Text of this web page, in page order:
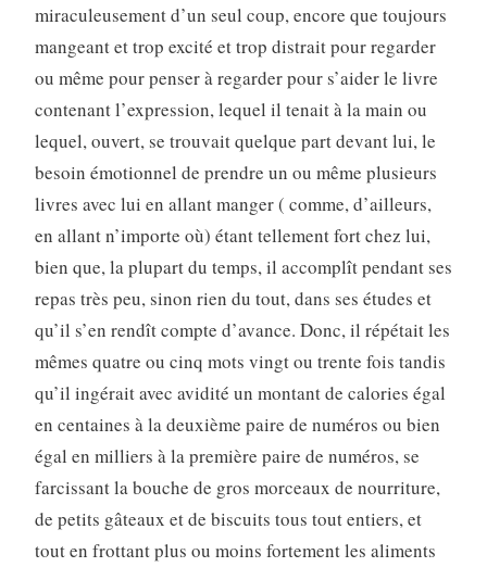
miraculeusement d’un seul coup, encore que toujours
mangeant et trop excité et trop distrait pour regarder
ou même pour penser à regarder pour s’aider le livre
contenant l’expression, lequel il tenait à la main ou
lequel, ouvert, se trouvait quelque part devant lui, le
besoin émotionnel de prendre un ou même plusieurs
livres avec lui en allant manger ( comme, d’ailleurs,
en allant n’importe où) étant tellement fort chez lui,
bien que, la plupart du temps, il accomplît pendant ses
repas très peu, sinon rien du tout, dans ses études et
qu’il s’en rendît compte d’avance. Donc, il répétait les
mêmes quatre ou cinq mots vingt ou trente fois tandis
qu’il ingérait avec avidité un montant de calories égal
en centaines à la deuxième paire de numéros ou bien
égal en milliers à la première paire de numéros, se
farcissant la bouche de gros morceaux de nourriture,
de petits gâteaux et de biscuits tous tout entiers, et
tout en frottant plus ou moins fortement les aliments